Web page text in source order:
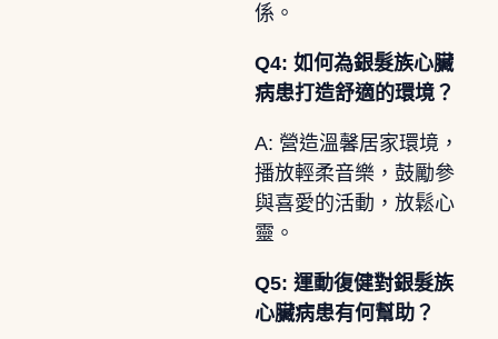
係。
Q4: 如何為銀髮族心臟
病患打造舒適的環境？
A: 營造溫馨居家環境，
播放輕柔音樂，鼓勵參
與喜愛的活動，放鬆心
靈。
Q5: 運動復健對銀髮族
心臟病患有何幫助？